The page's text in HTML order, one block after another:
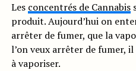
Les concentrés de Cannabis
produit. Aujourd’hui on
arrêter de fumer, que la
l’on veux arrêter de fumer,
à vaporiser.